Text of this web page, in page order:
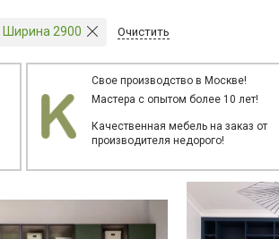
Ширина 2900 Очистить
Свое производство в Москве!
Мастера с опытом более 10 лет!
Качественная мебель на заказ от
производителя недорого!